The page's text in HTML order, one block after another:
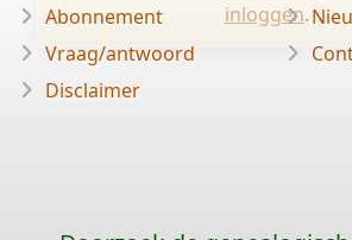
inloggen.
Abonnement
Vraag/antwoord
Disclaimer